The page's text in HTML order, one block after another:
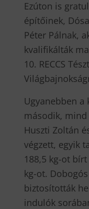
Ezúton is
építőinek,
Péter Pálnak,
kvalifikálták
10. RECCS
Ugyanebben
második,
Huszti Zoltán
végzett, egyik
188,5 kg-ot
kg-ot.
biztosították
indulók